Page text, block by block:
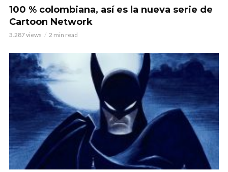
100 % colombiana, así es la nueva serie de
Cartoon Network
3.287 views 2 min read